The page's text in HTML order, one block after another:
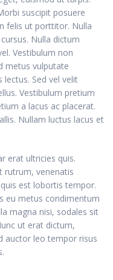
suscipit posuere
felis ut porttitor. Nulla
Nulla dictum
Vestibulum non
metus vulputate
Sed vel velit
Vestibulum pretium
a lacus ac placerat.
Nullam luctus lacus et
erat ultricies quis.
rutrum, venenatis
est lobortis tempor.
eu metus condimentum
magna nisi, sodales sit
ut erat dictum,
auctor leo tempor risus